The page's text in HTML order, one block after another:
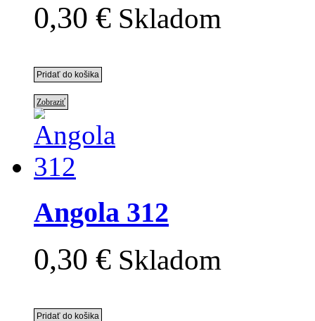
0,30 € Skladom
Zobraziť
Angola 312
0,30 € Skladom